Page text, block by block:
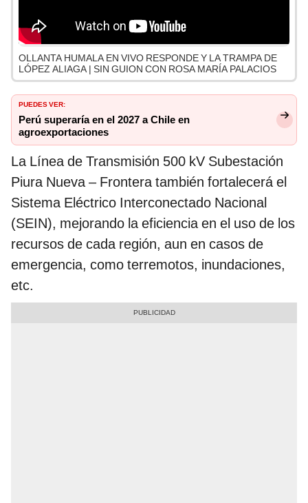
OLLANTA HUMALA EN VIVO RESPONDE Y LA TRAMPA DE
LÓPEZ ALIAGA | SIN GUION CON ROSA MARÍA PALACIOS
PUEDES VER:
Perú superaría en el 2027 a Chile en
agroexportaciones
La Línea de Transmisión 500 kV Subestación
Piura Nueva – Frontera también fortalecerá el
Sistema Eléctrico Interconectado Nacional
(SEIN), mejorando la eficiencia en el uso de los
recursos de cada región, aun en casos de
emergencia, como terremotos, inundaciones,
etc.